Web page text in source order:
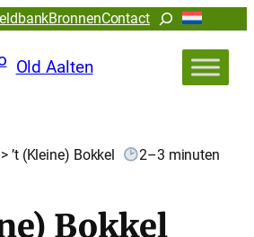
BronnenContactZoeken
Old Aalten
> ’t (Kleine) Bokkel 2–3 minuten
Bokkel